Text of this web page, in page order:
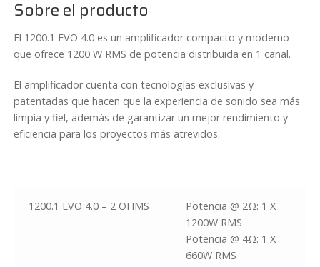
Sobre el producto
El 1200.1 EVO 4.0 es un amplificador compacto y moderno
que ofrece 1200 W RMS de potencia distribuida en 1 canal.
El amplificador cuenta con tecnologías exclusivas y
patentadas que hacen que la experiencia de sonido sea más
limpia y fiel, además de garantizar un mejor rendimiento y
eficiencia para los proyectos más atrevidos.
1200.1 EVO 4.0 – 2 OHMS
Potencia @ 2Ω: 1 X
1200W RMS
Potencia @ 4Ω: 1 X
660W RMS